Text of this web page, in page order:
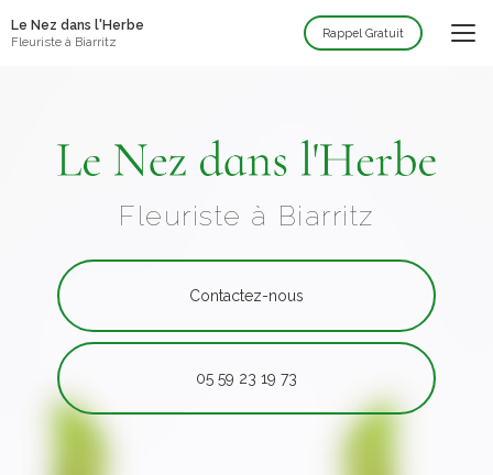
au
contenu
Le Nez dans l'Herbe
Fleuriste à Biarritz
Rappel Gratuit
Fleuriste à Biarritz
Contactez-nous
05 59 23 19 73